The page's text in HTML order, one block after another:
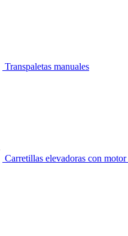
Transpaletas manuales
Carretillas elevadoras con motor